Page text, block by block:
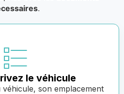
.
le véhicule
véhicule, son emplacement